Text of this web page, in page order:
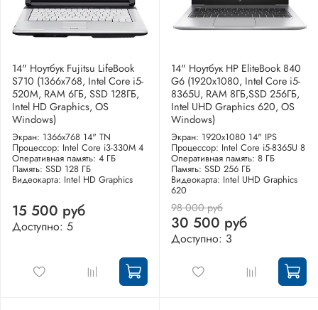
14" Ноутбук Fujitsu LifeBook
S710 (1366x768, Intel Core i5-
520M, RAM 6ГБ, SSD 128ГБ,
Intel HD Graphics, OS
Windows)
Экран: 1366x768 14" TN
Процессор: Intel Core i3-330M 4
Оперативная память: 4 ГБ
Память: SSD 128 ГБ
Видеокарта: Intel HD Graphics
15 500 руб
Доступно: 5
14" Ноутбук HP EliteBook 840
G6 (1920x1080, Intel Core i5-
8365U, RAM 8ГБ,SSD 256ГБ,
Intel UHD Graphics 620, OS
Windows)
Экран: 1920x1080 14" IPS
Процессор: Intel Core i5-8365U 8
Оперативная память: 8 ГБ
Память: SSD 256 ГБ
Видеокарта: Intel UHD Graphics
620
98 000 руб
30 500 руб
Доступно: 3